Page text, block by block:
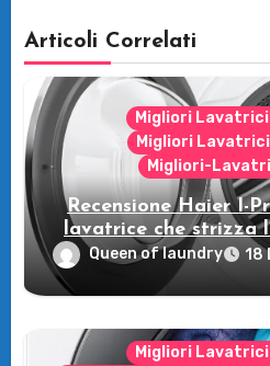
Articoli Correlati
Migliori Lavatrici
Migliori
Migliori-
Recensione Haier I-
lavatrice che strizza
Queen of laundry 18
Migliori